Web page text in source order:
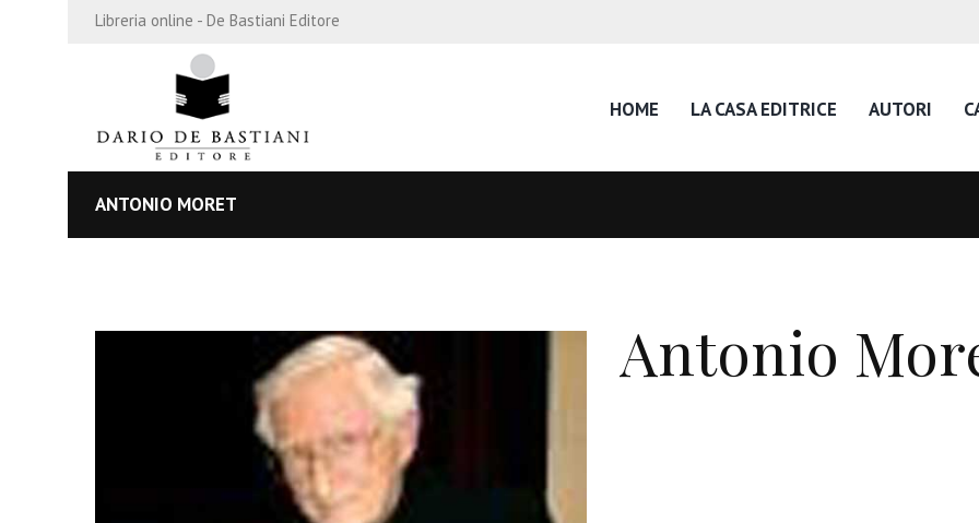
Libreria online - De Bastiani Editore
HOME LA CASA EDITRICE AUTORI
ANTONIO MORET
Antonio